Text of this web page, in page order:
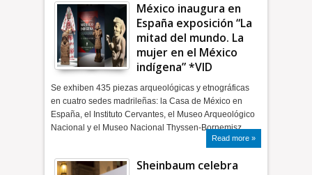
México inaugura en
España exposición “La
mitad del mundo. La
mujer en el México
indígena” *VID
Se exhiben 435 piezas arqueológicas y etnográficas
en cuatro sedes madrileñas: la Casa de México en
España, el Instituto Cervantes, el Museo Arqueológico
Nacional y el Museo Nacional Thyssen-Bornemisz…
Read more »
Sheinbaum celebra